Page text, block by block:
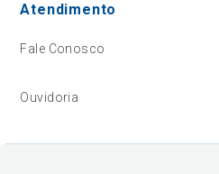
Atendimento
Fale Conosco
Ouvidoria